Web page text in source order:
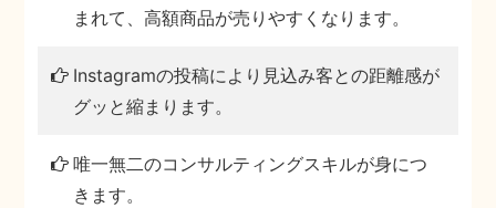
まれて、高額商品が売りやすくなります。
Instagramの投稿により見込み客との距離感が
グッと縮まります。
唯一無二のコンサルティングスキルが身につ
きます。